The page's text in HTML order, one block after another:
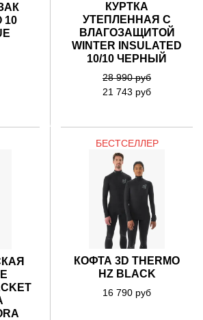
10
КУРТКА
УТЕПЛЕННАЯ С
ВЛАГОЗАЩИТОЙ
WINTER INSULATED
10/10 ЧЕРНЫЙ
28 990 руб
21 743 руб
КОФТА 3D THERMO
HZ BLACK
16 790 руб
БЕСТСЕЛЛЕР